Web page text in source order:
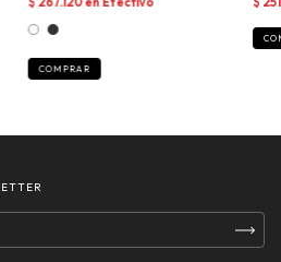
COMPRAR